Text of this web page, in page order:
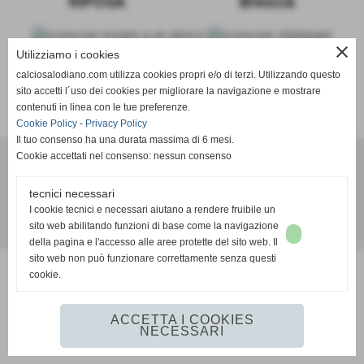
SCHEDA-CALENDARIO E RISULTATI-CLASSIFICA
Realizzazione siti web www.sitoper.it
close
Utilizziamo i cookies
calciosalodiano.com utilizza cookies propri e/o di terzi. Utilizzando questo
sito accetti l´uso dei cookies per migliorare la navigazione e mostrare
contenuti in linea con le tue preferenze.
Cookie Policy - Privacy Policy
Il tuo consenso ha una durata massima di 6 mesi.
Cookie accettati nel consenso: nessun consenso
tecnici necessari
I cookie tecnici e necessari aiutano a rendere fruibile un
sito web abilitando funzioni di base come la navigazione
della pagina e l'accesso alle aree protette del sito web. Il
sito web non può funzionare correttamente senza questi
cookie.
ACCETTA I COOKIES
NECESSARI